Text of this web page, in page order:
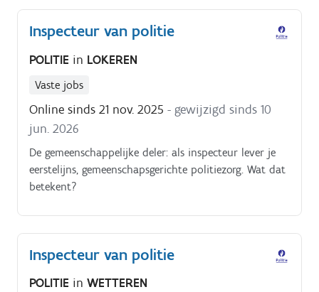
Inspecteur van politie
POLITIE in LOKEREN
Vaste jobs
Online sinds 21 nov. 2025 - gewijzigd sinds 10
jun. 2026
De gemeenschappelijke deler: als inspecteur lever je
eerstelijns, gemeenschapsgerichte politiezorg. Wat dat
betekent?
Inspecteur van politie
POLITIE in WETTEREN